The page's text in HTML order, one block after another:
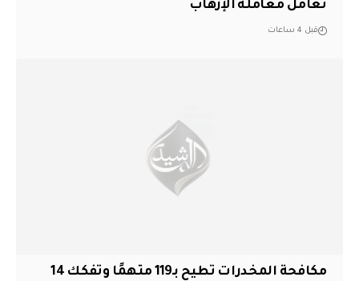
تعامل معاملة الإرهاب
قبل 4 ساعات
مكافحة المخدرات تطيح بـ119 متهمًا وتفكك 14